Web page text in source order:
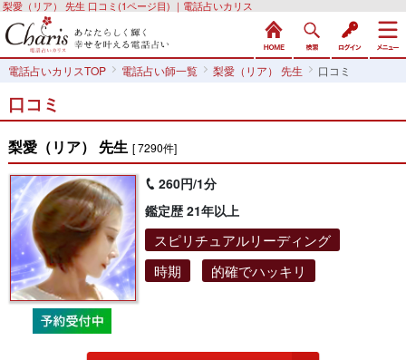
梨愛（リア） 先生 口コミ(1ページ目) ｜電話占いカリス
電話占いカリスTOP 電話占い師一覧 梨愛（リア） 先生 口コミ
口コミ
梨愛（リア） 先生 [ 7290件]
260円/1分
鑑定歴 21年以上
スピリチュアルリーディング
時期
的確でハッキリ